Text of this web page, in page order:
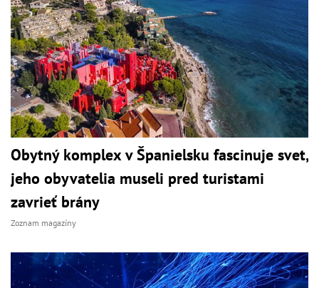
Obytný komplex v Španielsku fascinuje svet,
jeho obyvatelia museli pred turistami
zavrieť brány
Zoznam magazíny